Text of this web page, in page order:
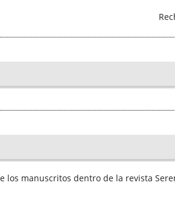
los manuscritos dentro de la revista